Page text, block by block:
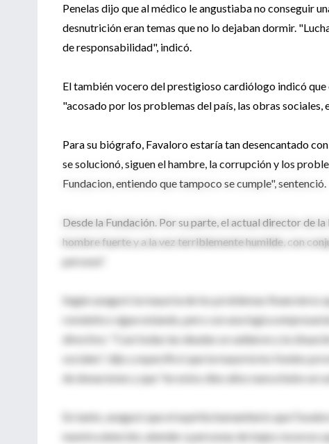
Penelas dijo que al médico le angustiaba no conseguir
desnutrición eran temas que no lo dejaban dormir.
de responsabilidad", indicó.
El también vocero del prestigioso cardiólogo indicó
"acosado por los problemas del país, las obras
Para su biógrafo, Favaloro estaría tan desencantado
se solucionó, siguen el hambre, la corrupción y los
Fundacion, entiendo que tampoco se cumple", sentenció.
Desde la Fundación. Por su parte, el actual director de
hombre fuerte y a la vez terriblemente humilde, con
persona".
Según aseguró la mayoría de los problemas financieros
romántico sigue estando, pero con una logica
directivo: "Casi todas las deudas se saldaron y la
sociales", dijo y especificó que la mayoría los fondos
de donaciones y que "en estos diez años nunca hubo un
En tanto, aseguró que el espíritu humanitario que
nuestra atención, atender a personas de bajos recursos